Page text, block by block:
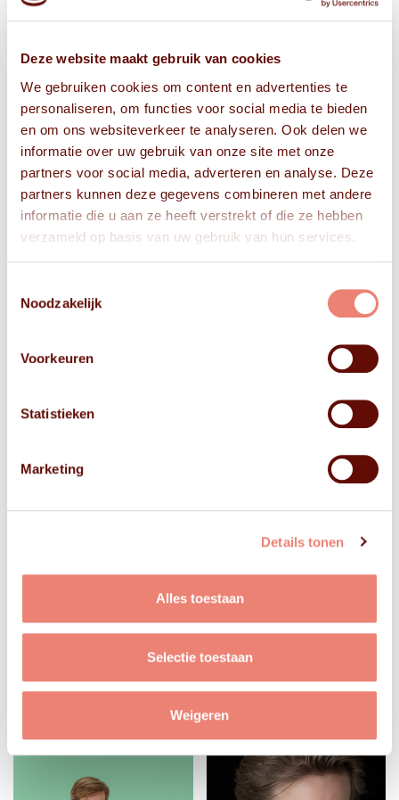
Deze website maakt gebruik van cookies
We gebruiken cookies om content en advertenties te
personaliseren, om functies voor social media te bieden
en om ons websiteverkeer te analyseren. Ook delen we
informatie over uw gebruik van onze site met onze
partners voor social media, adverteren en analyse. Deze
partners kunnen deze gegevens combineren met andere
informatie die u aan ze heeft verstrekt of die ze hebben
verzameld op basis van uw gebruik van hun services.
Noodzakelijk
Voorkeuren
Statistieken
Marketing
Details tonen
Alles toestaan
Selectie toestaan
Weigeren